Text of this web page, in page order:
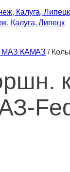
МАЗ КАМАЗ /